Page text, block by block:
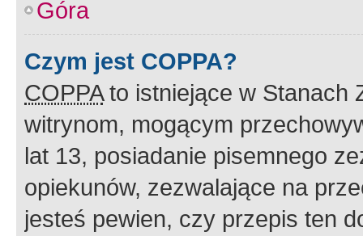
Góra
Czym jest COPPA?
COPPAto istniejące w Stanach
witrynom, mogącym
lat 13, posiadanie pisemnego
opiekunów, zezwalające na
jesteś pewien, czy przepis ten